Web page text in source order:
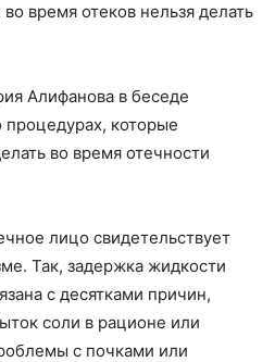
время отеков нельзя делать
Алифанова в беседе
процедурах, которые
во время отечности
лицо свидетельствует
Так, задержка жидкости
с десятками причин,
соли в рационе или
с почками или